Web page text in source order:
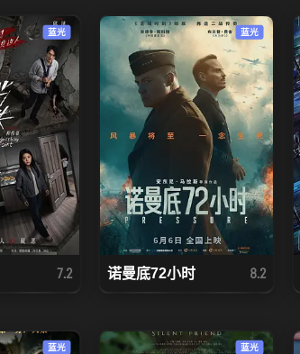
蓝光
7.2
蓝光
诺曼底72小时 8.2
蓝光 蓝光